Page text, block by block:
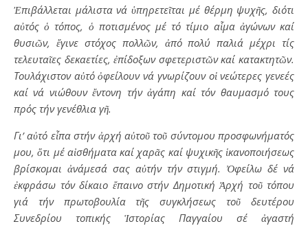
Ἐπιβάλλεται μάλιστα νά ὑπηρετεῖται μέ θέρμη ψυχῆς, διότι
αὐτός ὁ τόπος, ὁ ποτισμένος μέ τό τίμιο αἷμα ἀγώνων καί
θυσιῶν, ἔγινε στόχος πολλῶν, ἀπό πολύ παλιά μέχρι τίς
τελευταῖες δεκαετίες, ἐπίδοξων σφετεριστῶν καί κατακτητῶν.
Τουλάχιστον αὐτό ὀφείλουν νά γνωρίζουν οἱ νεώτερες γενεές
καί νά νιώθουν ἔντονη τήν ἀγάπη καί τόν θαυμασμό τους
πρός τήν γενέθλια γῆ.
Γι’ αὐτό εἶπα στήν ἀρχή αὐτοῦ τοῦ σύντομου προσφωνήματός
μου, ὅτι μέ αἰσθήματα καί χαρᾶς καί ψυχικῆς ἱκανοποιήσεως
βρίσκομαι ἀνάμεσά σας αὐτήν τήν στιγμή. Ὀφείλω δέ νά
ἐκφράσω τόν δίκαιο ἔπαινο στήν Δημοτική Ἀρχή τοῦ τόπου
γιά τήν πρωτοβουλία τῆς συγκλήσεως τοῦ δευτέρου
Συνεδρίου τοπικής Ἱστορίας Παγγαίου σέ ἀγαστή